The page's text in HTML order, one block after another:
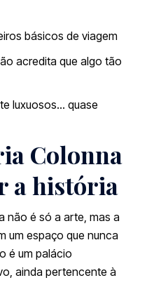
básicos de viagem
acredita que algo tão
luxuosos… quase
Colonna
a história
não é só a arte, mas a
um espaço que nunca
é um palácio
ainda pertencente à